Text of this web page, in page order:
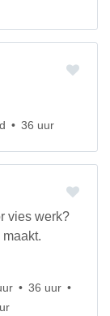
36 uur
vies werk?
36 uur